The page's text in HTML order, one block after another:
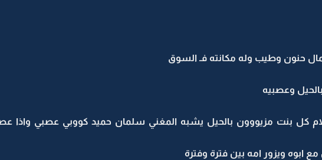
حنون وطيب وله مكانته فـ السوق
وعصبيه
ابوه ويزور امه بين فترة وفترة